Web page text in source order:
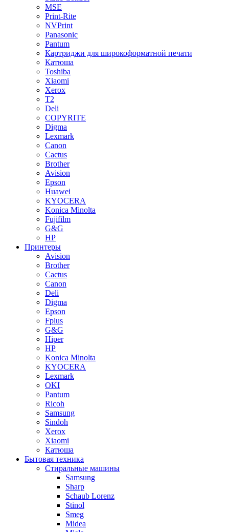
MSE
Print-Rite
NVPrint
Panasonic
Pantum
Картриджи для широкоформатной печати
Катюша
Toshiba
Xiaomi
Xerox
T2
Deli
COPYRITE
Digma
Lexmark
Canon
Cactus
Brother
Avision
Epson
Huawei
KYOCERA
Konica Minolta
Fujifilm
G&G
HP
Принтеры
Avision
Brother
Cactus
Canon
Deli
Digma
Epson
Fplus
G&G
Hiper
HP
Konica Minolta
KYOCERA
Lexmark
OKI
Pantum
Ricoh
Samsung
Sindoh
Xerox
Xiaomi
Катюша
Бытовая техника
Стиральные машины
Samsung
Sharp
Schaub Lorenz
Stinol
Smeg
Midea